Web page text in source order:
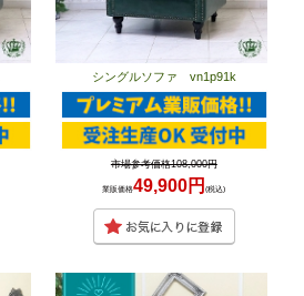
シングルソファ vn1p91k
市場参考価格108,000円
業販価格49,900円(税込)